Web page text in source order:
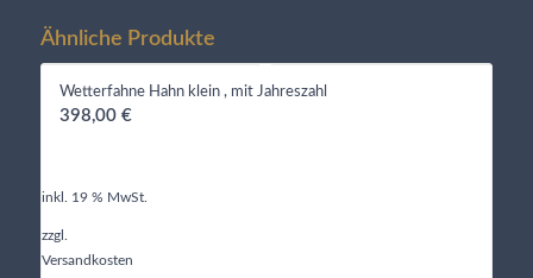
Ähnliche Produkte
Wetterfahne Hahn klein , mit Jahreszahl
398,00 €
inkl. 19 % MwSt.
zzgl.
Versandkosten